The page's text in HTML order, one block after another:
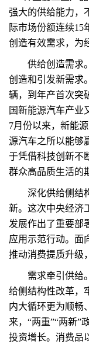
强大的供给能力，
际市场份额连续15
创造有效需求，为
供给创造需求。
创造和引发新需求
辆，到年产首次突
国新能源汽车产业
7月份以来，新能
源汽车之所以能够
于凭借科技创新不
群众高品质生活的
深化供给侧结构
新。这次中央经济
发展作出了重要部
应用示范行动。面
推动消费提质升级
需求牵引供给。
给侧结构性改革，
内大循环更为顺畅
来，“两重”“两新”
投资增长。消费品